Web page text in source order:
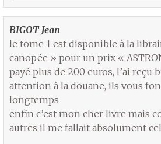
BIGOT Jean
le tome 1 est disponible à la
canopée » pour un prix «
payé plus de 200 euros, l’ai reçu
attention à la douane, ils vous
longtemps
enfin c’est mon cher livre mais
autres il me fallait absolument